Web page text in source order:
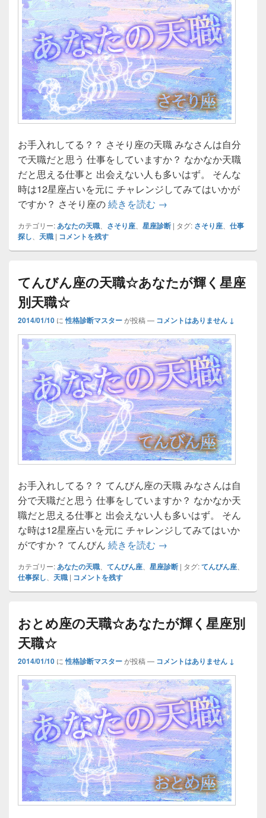
お手入れしてる？？ さそり座の天職 みなさんは自分
で天職だと思う 仕事をしていますか？ なかなか天職
だと思える仕事と 出会えない人も多いはず。 そんな
時は12星座占いを元に チャレンジしてみてはいかが
ですか？ さそり座の続きを読む さそり座の天職☆あな
→
カテゴリー:あなたの天職 さそり座 星座診断 | タグ: さそり座
仕事
探し
天職 | コメントを残す
てんびん座の天職☆あなたが輝く星座
別天職☆
2014/01/10 に 性格診断マスターが投稿 — コメントはありません ↓
お手入れしてる？？ てんびん座の天職 みなさんは自
分で天職だと思う 仕事をしていますか？ なかなか天
職だと思える仕事と 出会えない人も多いはず。 そん
な時は12星座占いを元に チャレンジしてみてはいか
がですか？ てんびん 続きを読む てんびん座の天職☆あ
→
カテゴリー:あなたの天職 てんびん座 星座診断 | タグ:てんびん座
仕事探し 天職 | コメントを残す
おとめ座の天職☆あなたが輝く星座別
天職☆
2014/01/10 に 性格診断マスターが投稿 — コメントはありません ↓